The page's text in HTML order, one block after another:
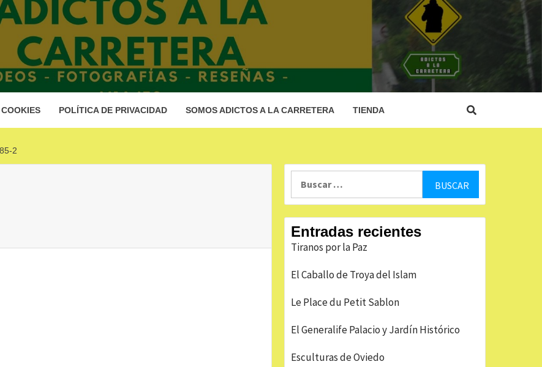
A LA
POLÍTICA DE PRIVACIDAD SOMOS ADICTOS A LA CARRETERA TIENDA
2
Entradas recientes
Tiranos por la Paz
El Caballo de Troya del Islam
Le Place du Petit Sablon
El Generalife Palacio y Jardín Histórico
Esculturas de Oviedo